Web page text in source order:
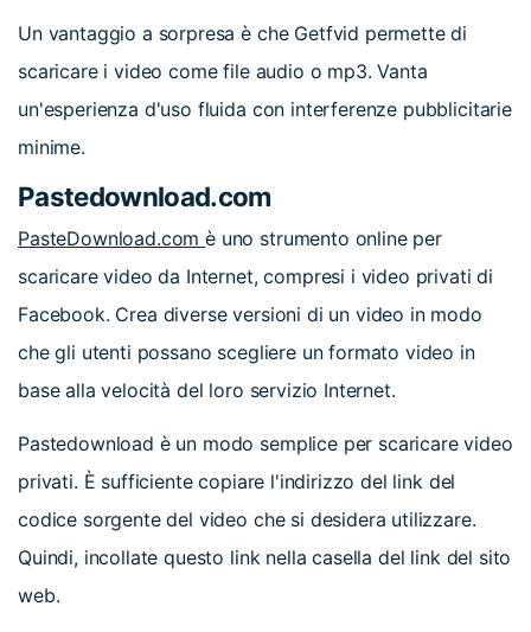
Un vantaggio a sorpresa è che Getfvid permette di
scaricare i video come file audio o mp3. Vanta
un'esperienza d'uso fluida con interferenze pubblicitarie
minime.
Pastedownload.com
PasteDownload.com è uno strumento online per
scaricare video da Internet, compresi i video privati di
Facebook. Crea diverse versioni di un video in modo
che gli utenti possano scegliere un formato video in
base alla velocità del loro servizio Internet.
Pastedownload è un modo semplice per scaricare video
privati. È sufficiente copiare l'indirizzo del link del
codice sorgente del video che si desidera utilizzare.
Quindi, incollate questo link nella casella del link del sito
web.